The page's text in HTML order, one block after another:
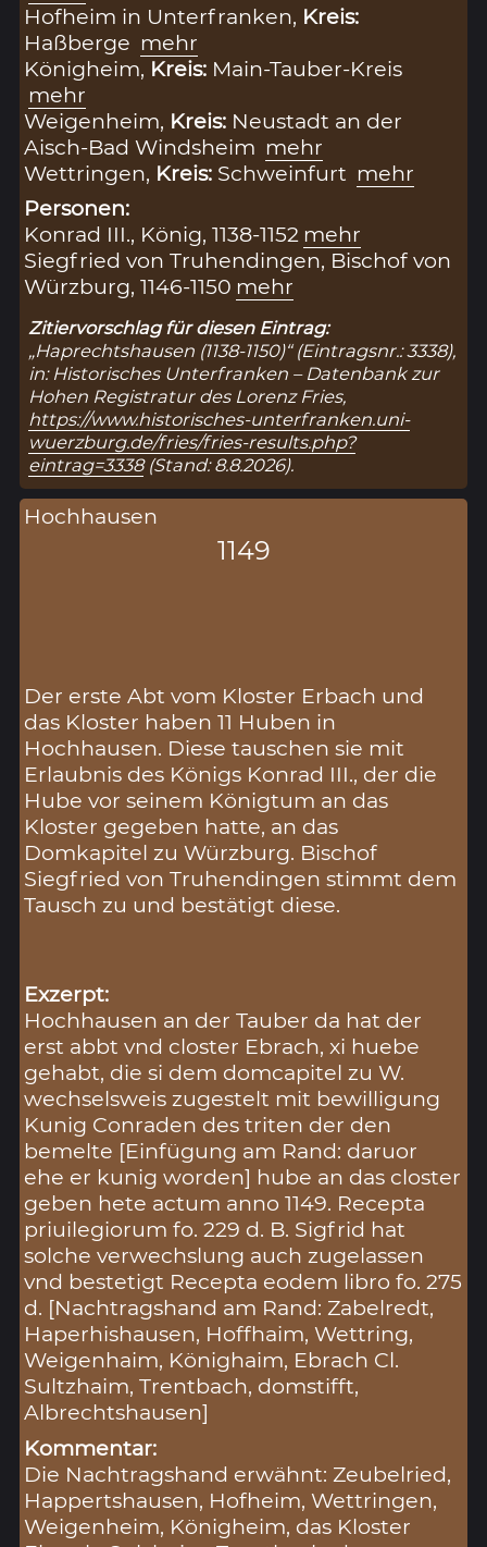
Hofheim in Unterfranken, Kreis:
Haßberge mehr
Königheim, Kreis: Main-Tauber-Kreis
mehr
Weigenheim, Kreis: Neustadt an der
Aisch-Bad Windsheim mehr
Wettringen, Kreis: Schweinfurt mehr
Personen:
Konrad III., König, 1138-1152 mehr
Siegfried von Truhendingen, Bischof von
Würzburg, 1146-1150 mehr
Zitiervorschlag für diesen Eintrag:
„Haprechtshausen (1138-1150)“ (Eintragsnr.: 3338),
in: Historisches Unterfranken – Datenbank zur
Hohen Registratur des Lorenz Fries,
https://www.historisches-unterfranken.uni-
wuerzburg.de/fries/fries-results.php?
eintrag=3338(Stand: 8.8.2026).
Hochhausen
1149
Der erste Abt vom Kloster Erbach und
das Kloster haben 11 Huben in
Hochhausen. Diese tauschen sie mit
Erlaubnis des Königs Konrad III., der die
Hube vor seinem Königtum an das
Kloster gegeben hatte, an das
Domkapitel zu Würzburg. Bischof
Siegfried von Truhendingen stimmt dem
Tausch zu und bestätigt diese.
Exzerpt:
Hochhausen an der Tauber da hat der
erst abbt vnd closter Ebrach, xi huebe
gehabt, die si dem domcapitel zu W.
wechselsweis zugestelt mit bewilligung
Kunig Conraden des triten der den
bemelte [Einfügung am Rand: daruor
ehe er kunig worden] hube an das closter
geben hete actum anno 1149. Recepta
priuilegiorum fo. 229 d. B. Sigfrid hat
solche verwechslung auch zugelassen
vnd bestetigt Recepta eodem libro fo. 275
d. [Nachtragshand am Rand: Zabelredt,
Haperhishausen, Hoffhaim, Wettring,
Weigenhaim, Könighaim, Ebrach Cl.
Sultzhaim, Trentbach, domstifft,
Albrechtshausen]
Kommentar:
Die Nachtragshand erwähnt: Zeubelried,
Happertshausen, Hofheim, Wettringen,
Weigenheim, Königheim, das Kloster